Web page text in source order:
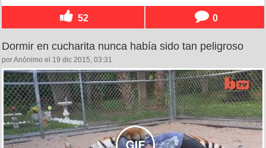
52 0
Dormir en cucharita nunca había sido tan peligroso
por Anónimo el 19 dic 2015, 03:31